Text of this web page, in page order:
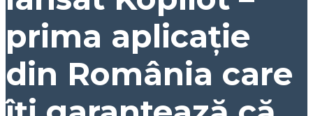
prima aplicație
din România care